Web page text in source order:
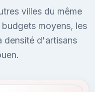
villes du même
moyens, les
densité d'artisans